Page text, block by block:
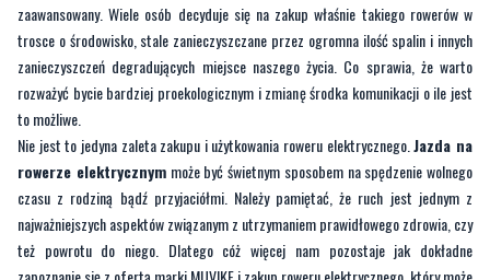
rozważyć bycie bardziej proekologicznym i zmianę środka komunikacji o ile jest
to możliwe.
Nie jest to jedyna zaleta zakupu i użytkowania roweru elektrycznego. Jazda na
rowerze elektrycznymmoże być świetnym sposobem na spędzenie wolnego
czasu z rodziną bądź przyjaciółmi. Należy pamiętać, że ruch jest jednym z
najważniejszych aspektów związanym z utrzymaniem prawidłowego zdrowia, czy
też powrotu do niego. Dlatego cóż więcej nam pozostaje jak dokładne
zapoznanie się z ofertą marki MUVIKE i zakup roweru elektrycznego, który może
pozytywnie zmienić postrzeganie jazdy na rowerze.